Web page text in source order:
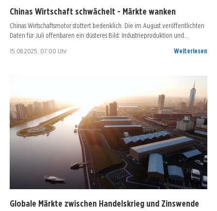
Chinas Wirtschaft schwächelt - Märkte wanken
Chinas Wirtschaftsmotor stottert bedenklich. Die im August veröffentlichten
Daten für Juli offenbaren ein düsteres Bild: Industrieproduktion und…
15.08.2025, 07:00 Uhr Weiterlesen
Globale Märkte zwischen Handelskrieg und Zinswende